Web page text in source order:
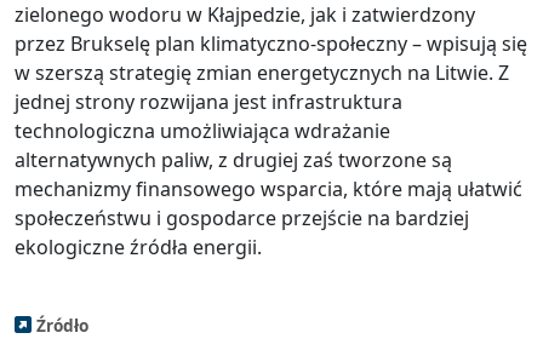
zielonego wodoru w Kłajpedzie, jak i zatwierdzony
przez Brukselę plan klimatyczno-społeczny – wpisują się
w szerszą strategię zmian energetycznych na Litwie. Z
jednej strony rozwijana jest infrastruktura
technologiczna umożliwiająca wdrażanie
alternatywnych paliw, z drugiej zaś tworzone są
mechanizmy finansowego wsparcia, które mają ułatwić
społeczeństwu i gospodarce przejście na bardziej
ekologiczne źródła energii.
Źródło